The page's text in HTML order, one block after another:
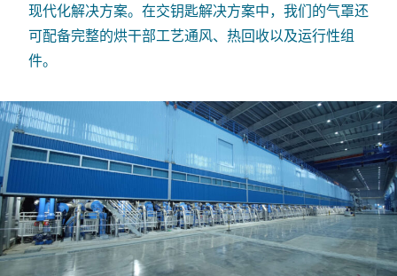
现代化解决方案。在交钥匙解决方案中，我们的气罩还
可配备完整的烘干部工艺通风、热回收以及运行性组
件。